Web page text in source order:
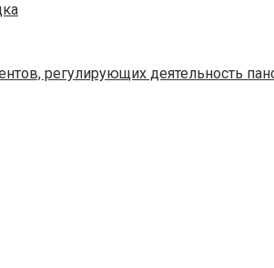
регулирующих деятельность